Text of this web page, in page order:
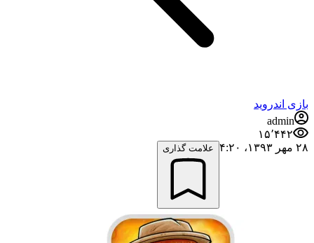
بازی اندروید
admin
۱۵٬۴۴۲
۲۸ مهر ۱۳۹۳،‏ ۴:۲۰
علامت گذاری